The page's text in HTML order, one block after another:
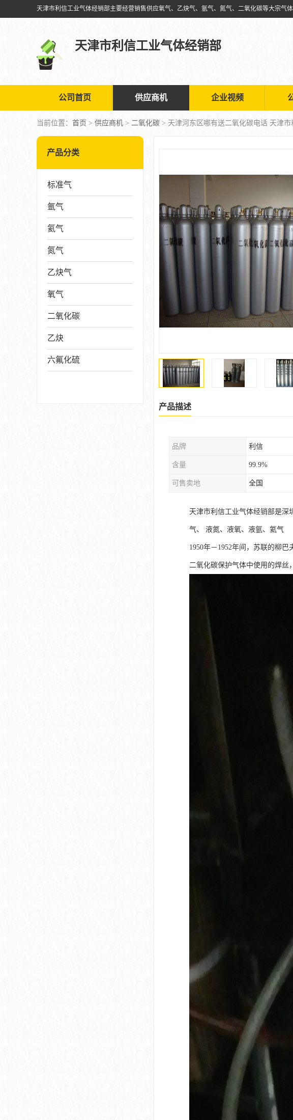
天津市利信工业气体经销部
公司首页 供应商机 企业视频
当前位置： 首页 > 供应商机 > 二氧化碳 > 天津河东区哪有送二氧化碳电话 天津
产品分类
标准气
氩气
氦气
氮气
乙炔气
氧气
二氧化碳
乙炔
六氟化硫
产品描述
品牌 利信
含量 99.9%
可售卖地 全国
天津市利信工业气体经销部是深
气、 液氮、液氧、液氩、氦气
1950年－1952年间，苏联的柳
二氧化碳保护气体中使用的焊丝